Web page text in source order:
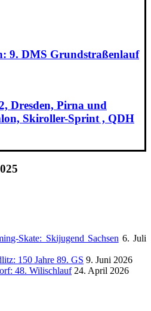
9. DMS Grundstraßenlauf
Dresden, Pirna und
Skiroller-Sprint , QDH
Skate: Skijugend Sachsen 6. Juli
150 Jahre 89. GS 9. Juni 2026
48. Wilischlauf 24. April 2026